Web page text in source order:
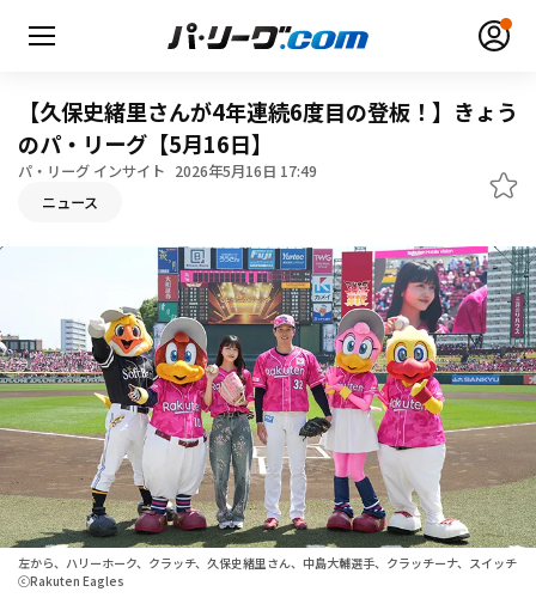
無料アカウント登録
動画
日程・結果
順位表･成績
1軍公式戦
ファーム東地区
選手名鑑
選手名鑑トップ
ニュース
【久保史緒里さんが4年連続6度目の登板！】きょう
のパ・リーグ【5月16日】
パ・リーグ インサイト 2026年5月16日 17:49
ニュース
左から、ハリーホーク、クラッチ、久保史緒里さん、中島大輔選手、クラッチーナ、スイッチ
ⓒRakuten Eagles